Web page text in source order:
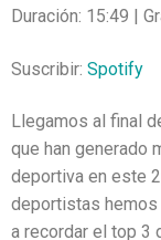
Spotify
RSS FEED
SHARE
LINK
EMBED
Duración: 15:49 |
Suscribir: Spotify
Llegamos al final
que han generado
deportiva en este
deportistas hemos
a recordar el top 3